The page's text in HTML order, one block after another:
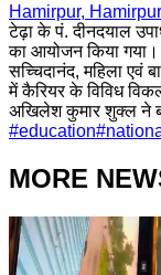
Hamirpur, Hamirpur
टेढ़ा के पं. दीनदयाल
का आयोजन किया गया।
सच्चिदानंद, महिला एवं
में कैरियर के विविध
अखिलेश कुमार शुक्ल ने
#education#
MORE